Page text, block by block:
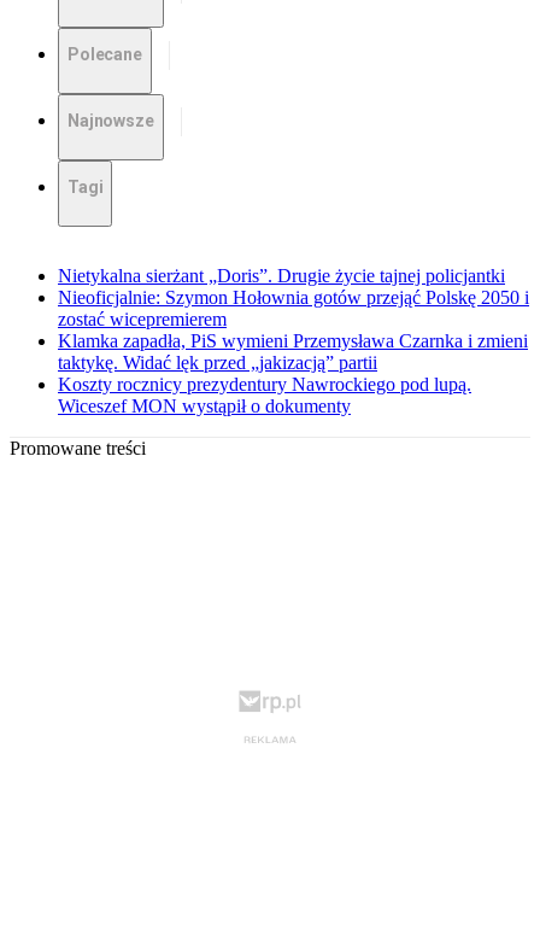
Polecane
Najnowsze
Tagi
Nietykalna sierżant „Doris”. Drugie życie tajnej policjantki
Nieoficjalnie: Szymon Hołownia gotów przejąć Polskę 2050 i
zostać wicepremierem
Klamka zapadła, PiS wymieni Przemysława Czarnka i zmieni
taktykę. Widać lęk przed „jakizacją” partii
Koszty rocznicy prezydentury Nawrockiego pod lupą.
Wiceszef MON wystąpił o dokumenty
Promowane treści